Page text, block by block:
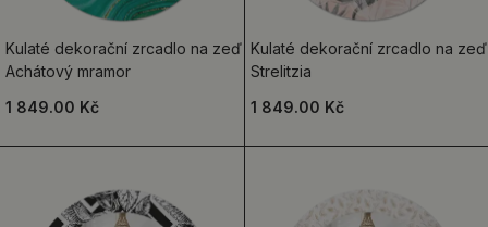
Kulaté dekorační zrcadlo na zeď
Achátový mramor
1 849.00 Kč
Kulaté dekorační zrcadlo na zeď
Strelitzia
1 849.00 Kč